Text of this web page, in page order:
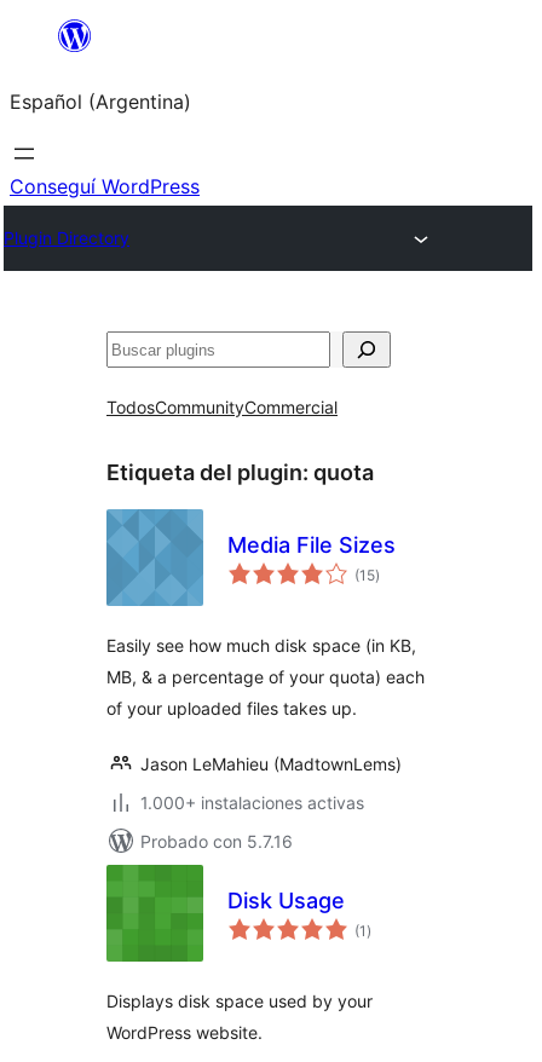
Saltar
contenido
Español (Argentina)
Conseguí WordPress
Plugin Directory
Buscar
TodosCommunityCommercial
Etiqueta del plugin: quota
Media File Sizes
(15total
de
)
Easily see how much disk space (in KB,
MB, & a percentage of your quota) each
of your uploaded files takes up.
Jason LeMahieu (MadtownLems)
1.000+ instalaciones activas
Probado con 5.7.16
Disk Usage
(1 total
de
)
Displays disk space used by your
WordPress website.